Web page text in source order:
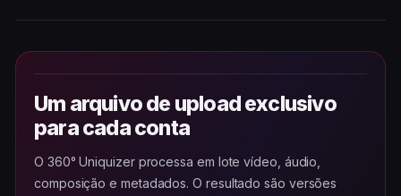
Um arquivo de upload exclusivo
para cada conta
O 360° Uniquizer processa em lote vídeo, áudio,
composição e metadados. O resultado são versões